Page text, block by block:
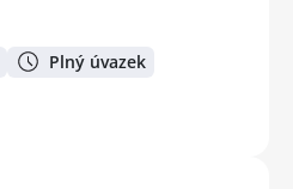
Plný úvazek